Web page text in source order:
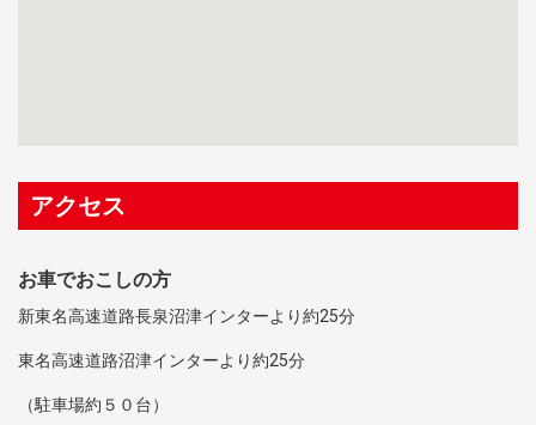
アクセス
お車でおこしの方
新東名高速道路長泉沼津インターより約25分
東名高速道路沼津インターより約25分
（駐車場約５０台）